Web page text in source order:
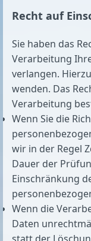
Recht auf
Sie haben das
Verarbeitung
verlangen.
wenden. Das
Verarbeitung
Wenn Sie die
wir in der Regel
Dauer der
Einschränkung
Wenn die
Daten
statt der